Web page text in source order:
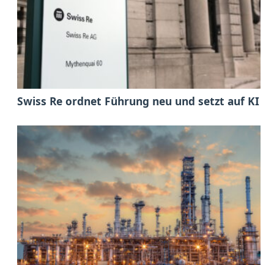
Swiss Re ordnet Führung neu und setzt auf KI